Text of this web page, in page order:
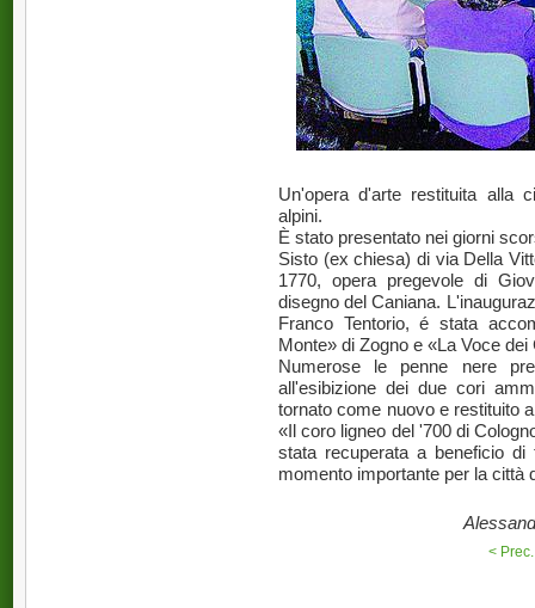
Un'opera d'arte restituita alla
alpini.
È stato presentato nei giorni
Sisto (ex chiesa) di via Della
1770, opera pregevole di
disegno del Caniana.
Franco Tentorio, é stata
Monte» di Zogno e «La Voce dei
Numerose le penne nere
all'esibizione dei due cori
tornato come nuovo e restituito
«Il coro ligneo del '700 di
stata recuperata a beneficio
momento importante per la città
< Prec.